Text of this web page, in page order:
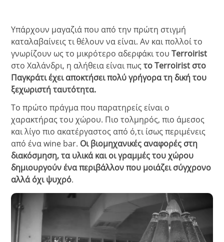
Υπάρχουν μαγαζιά που από την πρώτη στιγμή
καταλαβαίνεις τι θέλουν να είναι. Αν και πολλοί το
γνωρίζουν ως το μικρότερο αδερφάκι τουTerroirist
στο Χαλάνδρι, η αλήθεια είναι πωςτο Terroirist στο
Παγκράτι έχει αποκτήσει πολύ γρήγορα τη δική του
ξεχωριστή ταυτότητα.
Το πρώτο πράγμα που παρατηρείς είναι ο
χαρακτήρας του χώρου. Πιο τολμηρός, πιο άμεσος
και λίγο πιο ακατέργαστος από ό,τι ίσως περιμένεις
από ένα wine bar. Οι βιομηχανικές αναφορές στη
διακόσμηση, τα υλικά και οι γραμμές του χώρου
δημιουργούν ένα περιβάλλον που μοιάζει σύγχρονο
αλλά όχι ψυχρό.